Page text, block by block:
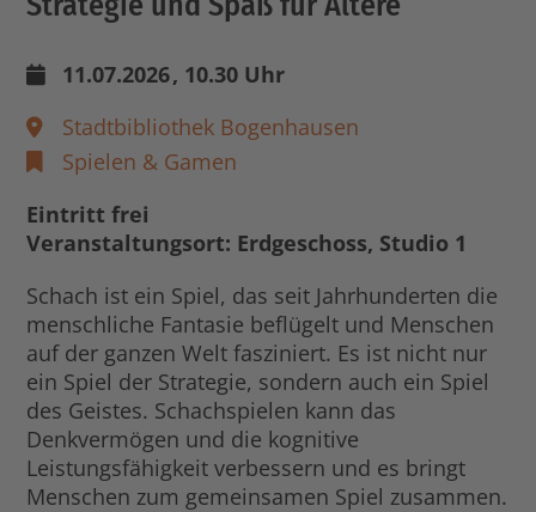
11.07.2026, 10.30 Uhr
Stadtbibliothek Bogenhausen
Spielen & Gamen
Eintritt frei
Veranstaltungsort: Erdgeschoss, Studio 1
Schach ist ein Spiel, das seit Jahrhunderten die
menschliche Fantasie beflügelt und Menschen
auf der ganzen Welt fasziniert. Es ist nicht nur
ein Spiel der Strategie, sondern auch ein Spiel
des Geistes. Schachspielen kann das
Denkvermögen und die kognitive
Leistungsfähigkeit verbessern und es bringt
Menschen zum gemeinsamen Spiel zusammen.